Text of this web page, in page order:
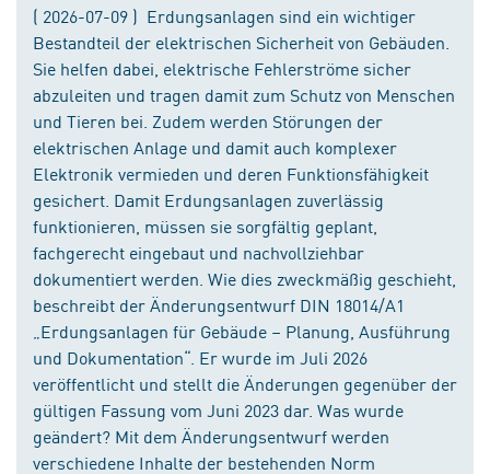
( 2026-07-09 ) Erdungsanlagen sind ein wichtiger
Bestandteil der elektrischen Sicherheit von Gebäuden.
Sie helfen dabei, elektrische Fehlerströme sicher
abzuleiten und tragen damit zum Schutz von Menschen
und Tieren bei. Zudem werden Störungen der
elektrischen Anlage und damit auch komplexer
Elektronik vermieden und deren Funktionsfähigkeit
gesichert. Damit Erdungsanlagen zuverlässig
funktionieren, müssen sie sorgfältig geplant,
fachgerecht eingebaut und nachvollziehbar
dokumentiert werden. Wie dies zweckmäßig geschieht,
beschreibt der Änderungsentwurf DIN 18014/A1
„Erdungsanlagen für Gebäude – Planung, Ausführung
und Dokumentation“. Er wurde im Juli 2026
veröffentlicht und stellt die Änderungen gegenüber der
gültigen Fassung vom Juni 2023 dar. Was wurde
geändert? Mit dem Änderungsentwurf werden
verschiedene Inhalte der bestehenden Norm